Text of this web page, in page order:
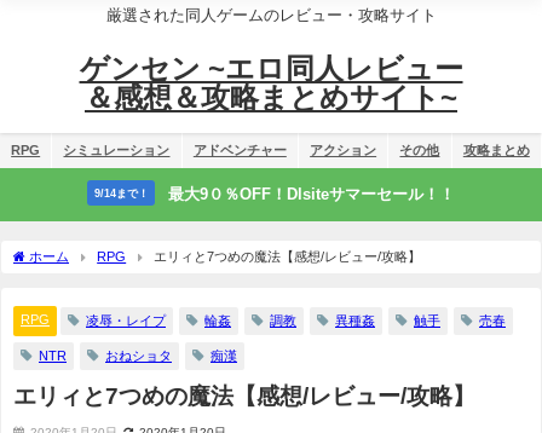
厳選された同人ゲームのレビュー・攻略サイト
ゲンセン ~エロ同人レビュー
＆感想＆攻略まとめサイト~
RPG シミュレーション アドベンチャー アクション その他 攻略まとめ
9/14まで！ 最大9０％OFF！Dlsiteサマーセール！！
ホーム RPG エリィと7つめの魔法【感想/レビュー/攻略】
RPG 凌辱・レイプ 輪姦 調教 異種姦 触手 売春
NTR おねショタ 痴漢
エリィと7つめの魔法【感想/レビュー/攻略】